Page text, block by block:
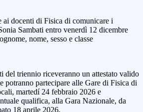
ai docenti di Fisica di comunicare i
Sambati entro venerdì 12 dicembre
nome, sesso e classe
del triennio riceveranno un attestato valido
potranno partecipare alle Gare di Fisica di
martedí 24 febbraio 2026 e
qualifica, alla Gara Nazionale, da
18 aprile 2026.